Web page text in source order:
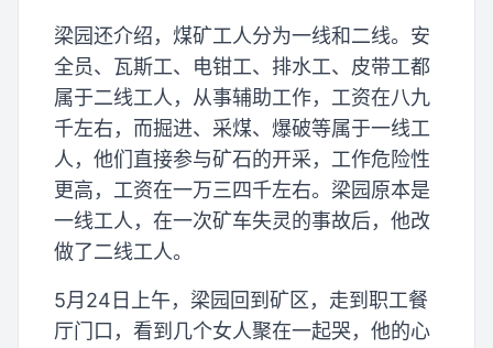
梁园还介绍，煤矿工人分为一线和二线。安
全员、瓦斯工、电钳工、排水工、皮带工都
属于二线工人，从事辅助工作，工资在八九
千左右，而掘进、采煤、爆破等属于一线工
人，他们直接参与矿石的开采，工作危险性
更高，工资在一万三四千左右。梁园原本是
一线工人，在一次矿车失灵的事故后，他改
做了二线工人。
5月24日上午，梁园回到矿区，走到职工餐
厅门口，看到几个女人聚在一起哭，他的心